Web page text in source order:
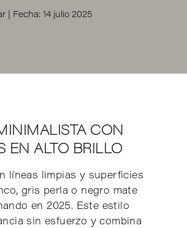
| Fecha: 14 julio 2025
CON
EN ALTO BRILLO
líneas limpias y superficies
gris perla o negro mate
en 2025. Este estilo
sin esfuerzo y combina